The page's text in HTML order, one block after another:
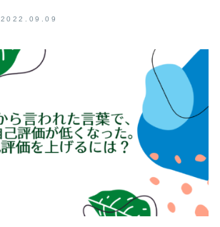
2022.09.09